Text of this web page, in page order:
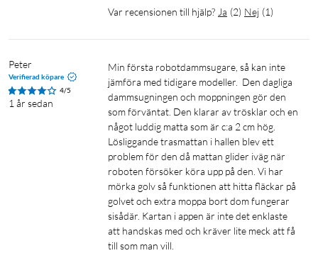
Hello Rocky – din intelligents röstassistent
Roborock S8 MaxV Ultra är utrustad med Roborocks
avancerade Smart Technology, inklusive den intelligenta
röstassistenten "Hello Rocky". Starta eller ge nya
städkommandon genom att helt enkelt säga "Hello Rocky" –
även utan en wifi-anslutning.
Helautomatisk basstation med smarta funktioner
Basstationen är både en laddstation och en dockningsstation
för robotdammsugaren. Det är här som dammsugaren
tömmer sin dammbehållare, får nytt rent vatten till
moppningen och får sina moppar tvättade och torkade. Till
Var recensionen till hjälp? Ja (2) Nej (1)
Peter
Verifierad köpare
4/5
1 år sedan
Min första robotdammsugare, så kan inte
jämföra med tidigare modeller.  Den dagliga
dammsugningen och moppningen gör den
som förväntat. Den klarar av trösklar och en
något luddig matta som är c:a 2 cm hög.
Lösliggande trasmattan i hallen blev ett
problem för den då mattan glider iväg när
roboten försöker köra upp på den. Vi har
mörka golv så funktionen att hitta fläckar på
golvet och extra moppa bort dom fungerar
sisådär. Kartan i appen är inte det enklaste
att handskas med och kräver lite meck att få
till som man vill.